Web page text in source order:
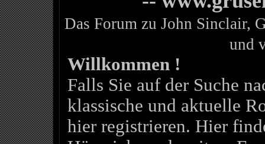
Das Forum zu John Sinclair,
und
Willkommen !
Falls Sie auf der Suche
klassische und aktuelle
hier registrieren. Hier